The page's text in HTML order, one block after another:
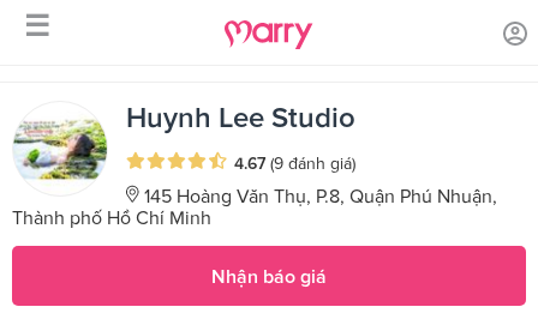
☰
Trang chủ Sản phẩm dịch vụ /
Trọn gói ngoại cảnh hoặc phim
Huynh Lee Studio
4.67 (9 đánh giá)
145 Hoàng Văn Thụ, P.8, Quận Phú Nhuận,
Thành phố Hồ Chí Minh
Nhận báo giá